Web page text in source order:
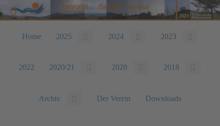
Home 2025 2024 2023
2022 2020/21 2020 2018
Archiv Der Verein Downloads